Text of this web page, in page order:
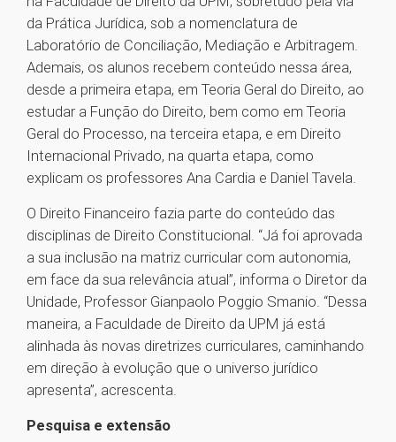
da Prática Jurídica, sob a nomenclatura de
Laboratório de Conciliação, Mediação e Arbitragem.
Ademais, os alunos recebem conteúdo nessa área,
desde a primeira etapa, em Teoria Geral do Direito, ao
estudar a Função do Direito, bem como em Teoria
Geral do Processo, na terceira etapa, e em Direito
Internacional Privado, na quarta etapa, como
explicam os professores Ana Cardia e Daniel Tavela.
O Direito Financeiro fazia parte do conteúdo das
disciplinas de Direito Constitucional. “Já foi aprovada
a sua inclusão na matriz curricular com autonomia,
em face da sua relevância atual”, informa o Diretor da
Unidade, Professor Gianpaolo Poggio Smanio. “Dessa
maneira, a Faculdade de Direito da UPM já está
alinhada às novas diretrizes curriculares, caminhando
em direção à evolução que o universo jurídico
apresenta”, acrescenta.
Pesquisa e extensão